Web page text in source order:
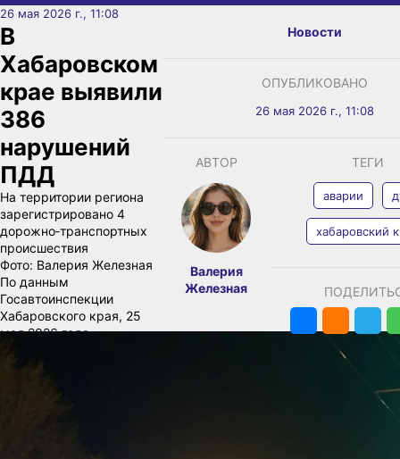
26 мая 2026 г., 11:08
В
Хабаровском
крае выявили
386
нарушений
ПДД
На территории региона
зарегистрировано 4
дорожно‑транспортных
происшествия
Фото: Валерия Железная
По данным
Госавтоинспекции
Хабаровского края, 25
мая 2026 года
зарегистрировано 4
Новости
ОПУБЛИКОВАНО
26 мая 2026 г., 11:08
АВТОР
Валерия
Железная
ТЕГИ
аварии
хабаровский